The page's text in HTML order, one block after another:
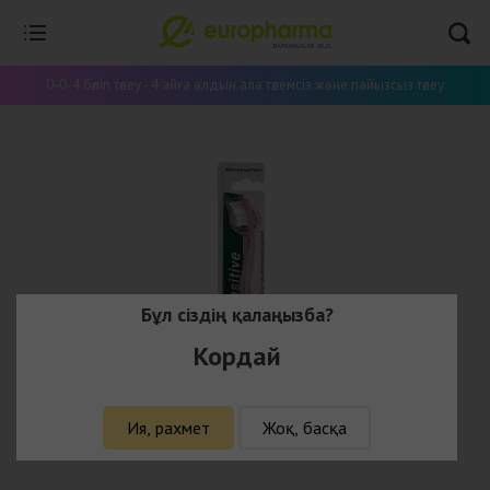
0-0-4 бөліп төлеу - 4 айға алдын ала төлемсіз және пайызсыз төлеу
Бұл сіздің қалаңызба?
Кордай
Ия, рахмет Жоқ, басқа